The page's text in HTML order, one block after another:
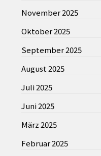
November 2025
Oktober 2025
September 2025
August 2025
Juli 2025
Juni 2025
März 2025
Februar 2025